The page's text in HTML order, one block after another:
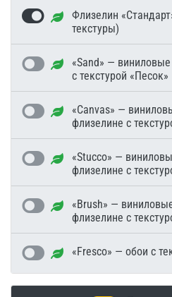
Флизелин
текстуры)
«Sand» —
с текстурой «Песок»
«Canvas» —
флизелине с
«Stucco» —
флизелине с
«Brush» —
флизелине с
«Fresco» — обои с